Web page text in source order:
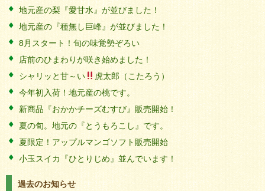
地元産の梨『愛甘水』が並びました！
地元産の『種無し巨峰』が並びました！
8月スタート！旬の味覚勢ぞろい
店前のひまわりが咲き始めました！
シャリッと甘～い
虎太郎（こたろう）
今年初入荷！地元産の桃です。
新商品『おかかチーズむすび』販売開始！
夏の旬。地元の『とうもろこし』です。
夏限定！アップルマンゴソフト販売開始
小玉スイカ『ひとりじめ』並んでいます！
過去のお知らせ